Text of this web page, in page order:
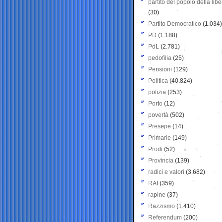
partito del popolo della
(30)
Partito Democratico (1.034)
PD (1.188)
PdL (2.781)
pedofilia (25)
Pensioni (129)
Politica (40.824)
polizia (253)
Porto (12)
povertà (502)
Presepe (14)
Primarie (149)
Prodi (52)
Provincia (139)
radici e valori (3.682)
RAI (359)
rapine (37)
Razzismo (1.410)
Referendum (200)